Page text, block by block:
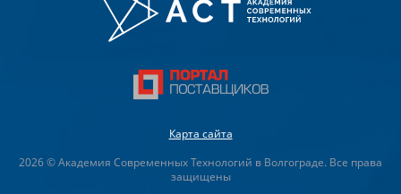
Карта сайта
2026 © Академия Современных Технологий в Волгограде. Все права
защищены